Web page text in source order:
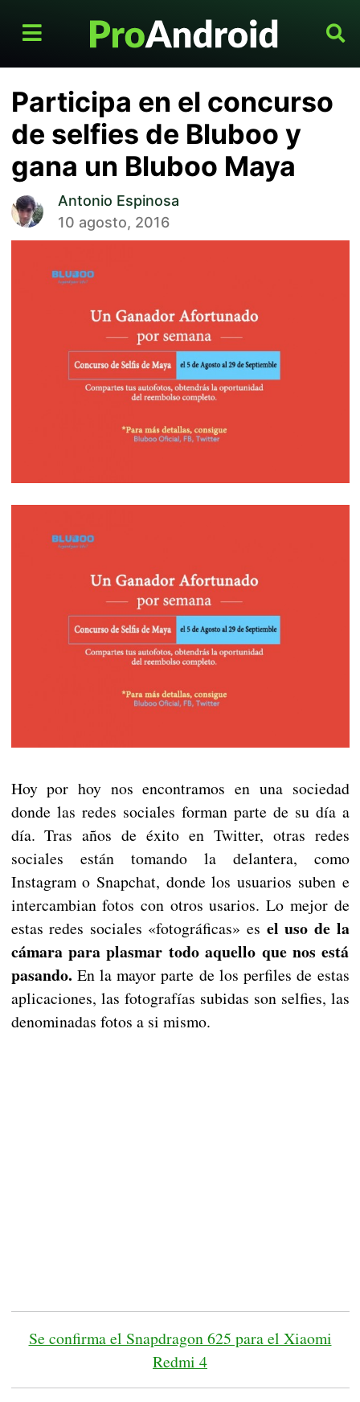
Participa en el concurso
de selfies de Bluboo y
gana un Bluboo Maya
Antonio Espinosa
10 agosto, 2016
Hoy por hoy nos encontramos en una sociedad
donde las redes sociales forman parte de su día a
día. Tras años de éxito en Twitter, otras redes
sociales están tomando la delantera, como
Instagram o Snapchat, donde los usuarios suben e
intercambian fotos con otros usarios. Lo mejor de
estas redes sociales «fotográficas» es el uso de la
cámara para plasmar todo aquello que nos está
pasando. En la mayor parte de los perfiles de estas
aplicaciones, las fotografías subidas son selfies, las
denominadas fotos a si mismo.
Se confirma el Snapdragon 625 para el Xiaomi
Redmi 4